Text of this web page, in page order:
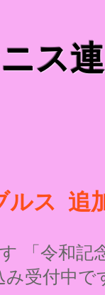
ス連
ルス 追
「令和記
み受付中で